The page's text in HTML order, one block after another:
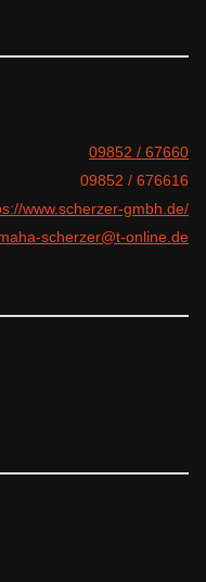
09852 / 67660
09852 / 676616
www.scherzer-gmbh.de/
scherzer@t-online.de